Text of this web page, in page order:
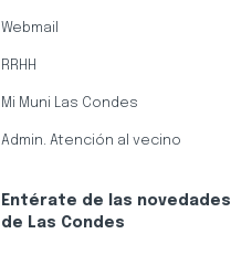
Webmail
RRHH
Mi Muni Las Condes
Admin. Atención al vecino
Entérate de las novedades
de Las Condes